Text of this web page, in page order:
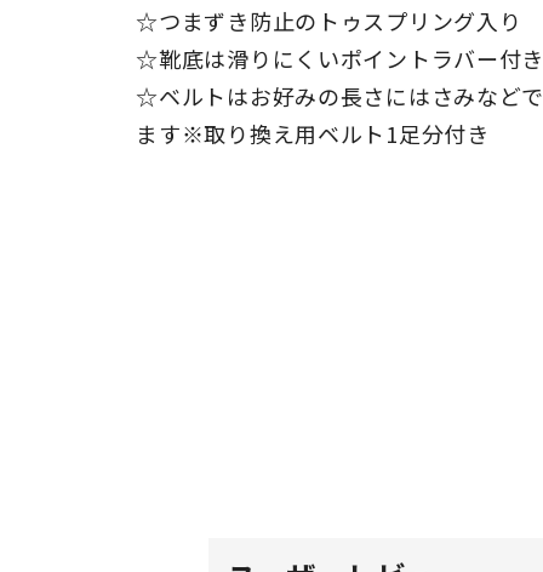
☆つまずき防止のトゥスプリング入り
☆靴底は滑りにくいポイントラバー付
☆ベルトはお好みの長さにはさみなど
ます※取り換え用ベルト1足分付き